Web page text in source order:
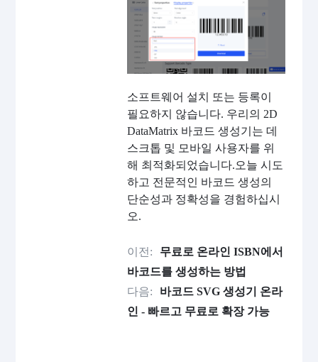
소프트웨어 설치 또는 등록이
필요하지 않습니다. 우리의 2D
DataMatrix 바코드 생성기는 데
스크톱 및 모바일 사용자를 위
해 최적화되었습니다.오늘 시도
하고 전문적인 바코드 생성의
단순성과 정확성을 경험하십시
오.
이전:
무료로 온라인 ISBN에서
바코드를 생성하는 방법
다음:
바코드 SVG 생성기 온라
인 - 빠르고 무료로 확장 가능